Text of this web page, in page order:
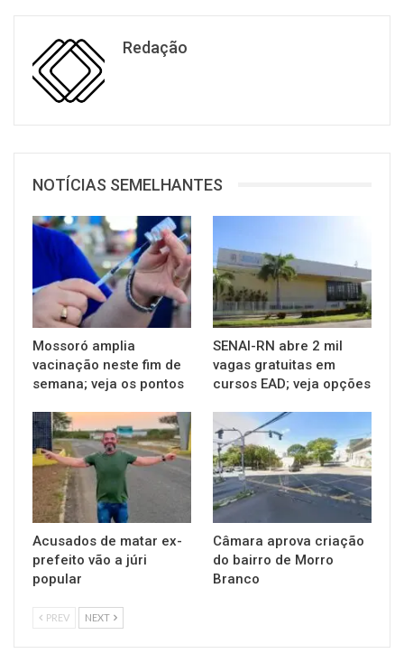
Redação
NOTÍCIAS SEMELHANTES
Mossoró amplia
vacinação neste fim de
semana; veja os pontos
SENAI-RN abre 2 mil
vagas gratuitas em
cursos EAD; veja opções
Acusados de matar ex-
prefeito vão a júri
popular
Câmara aprova criação
do bairro de Morro
Branco
PREV NEXT